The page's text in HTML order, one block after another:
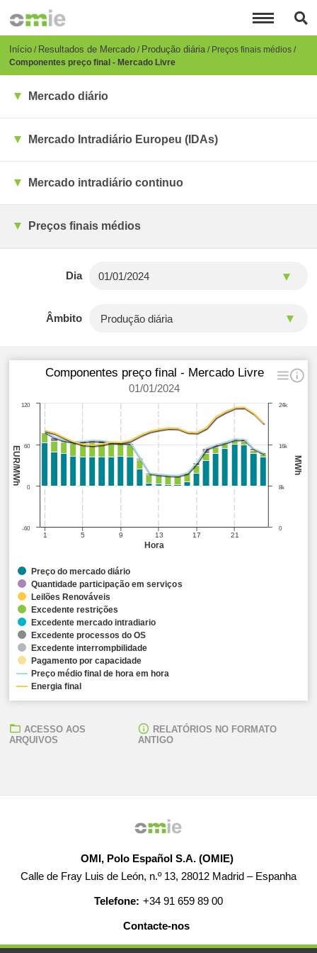
para
conteúdo
principal
Breadcrumb
Início Resultados de Mercado Produção diária Preços finais médios
Componentes preço final - Mercado Livre
Mercado diário
Mercado Intradiário Europeu (IDAs)
Mercado intradiário continuo
Preços finais médios
Dia
Âmbito
Hora
MWh
EUR/MWh
Componentes preço final - Mercado Livre
01/01/2024
1 5 9 13 17 21
0
24k
8k
16k
0
120
-60
60
Preço do mercado diário
Quantidade participação em serviços
Leilões Renováveis
Excedente restrições
Excedente mercado intradiario
Excedente processos do OS
Excedente interrompbilidade
Pagamento por capacidade
Preço médio final de hora em hora
Energia final
ACESSO AOS
ARQUIVOS
RELATÓRIOS NO FORMATO
ANTIGO
OMI, Polo Español S.A. (OMIE)
Calle de Fray Luis de León, n.º 13, 28012 Madrid – Espanha
Telefone: +34 91 659 89 00
Contacte-nos